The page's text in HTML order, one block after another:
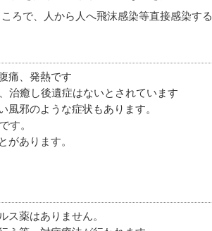
ろで、人から人へ飛沫感染等直接感染する
痛、発熱です
治癒し後遺症はないとされています
風邪のような症状もあります。
す。
があります。
ス薬はありません。